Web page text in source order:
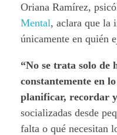
Oriana Ramírez,
Mental, aclara que la
únicamente en quién
“No se trata solo de
constantemente en
planificar, recordar
socializadas desde
falta o qué necesitan